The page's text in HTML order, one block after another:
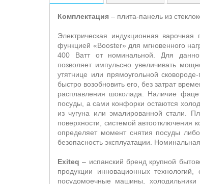
Комплектация – плита-панель из
Электрическая индукционная варочная
функцией «Booster» для мгновенного
400 Ватт от номинальной. Для
позволяет импульсно увеличивать
утятнице или прямоугольной
быстро возобновить его, без затрат
расплавления шоколада. Наличие
посуды, а сами конфорки остаются
из чугуна или эмалированнойстали.
поверхности, системой
определяет момент снятия посуды
безопасность эксплуатации.
Exiteq – испанский бренд крупной
продукции инновационных
посудомоечные машины, холодильники